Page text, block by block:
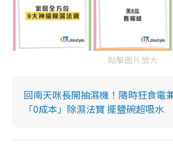
點擊圖片放大
回南天咪長開抽濕機！隨時狂食電
「0成本」除濕法寶 擺鹽碗超吸水